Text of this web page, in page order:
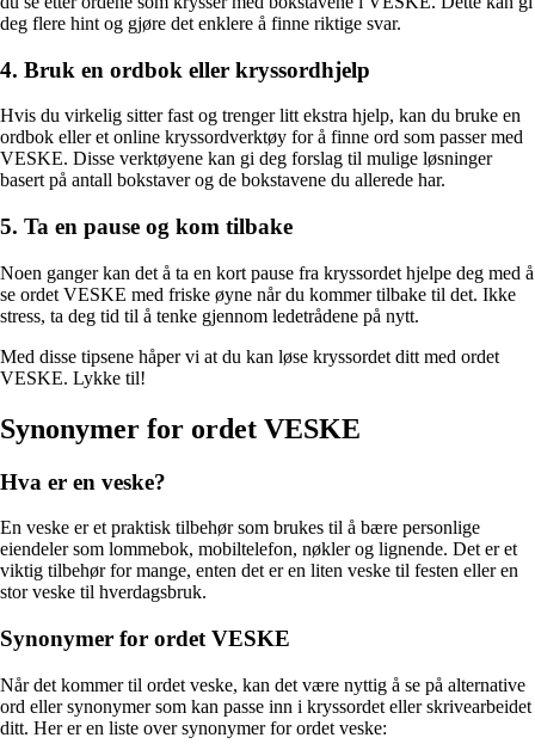
deg flere hint og gjøre det enklere å finne riktige svar.
4. Bruk en ordbok eller kryssordhjelp
Hvis du virkelig sitter fast og trenger litt ekstra hjelp, kan du bruke en
ordbok eller et online kryssordverktøy for å finne ord som passer med
VESKE. Disse verktøyene kan gi deg forslag til mulige løsninger
basert på antall bokstaver og de bokstavene du allerede har.
5. Ta en pause og kom tilbake
Noen ganger kan det å ta en kort pause fra kryssordet hjelpe deg med å
se ordet VESKE med friske øyne når du kommer tilbake til det. Ikke
stress, ta deg tid til å tenke gjennom ledetrådene på nytt.
Med disse tipsene håper vi at du kan løse kryssordet ditt med ordet
VESKE. Lykke til!
Synonymer for ordet VESKE
Hva er en veske?
En veske er et praktisk tilbehør som brukes til å bære personlige
eiendeler som lommebok, mobiltelefon, nøkler og lignende. Det er et
viktig tilbehør for mange, enten det er en liten veske til festen eller en
stor veske til hverdagsbruk.
Synonymer for ordet VESKE
Når det kommer til ordet veske, kan det være nyttig å se på alternative
ord eller synonymer som kan passe inn i kryssordet eller skrivearbeidet
ditt. Her er en liste over synonymer for ordet veske: